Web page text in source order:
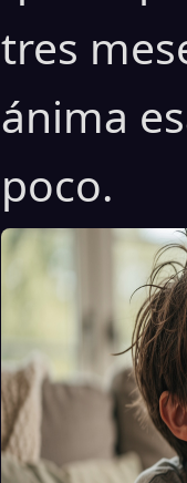
tres
ánima
poco.